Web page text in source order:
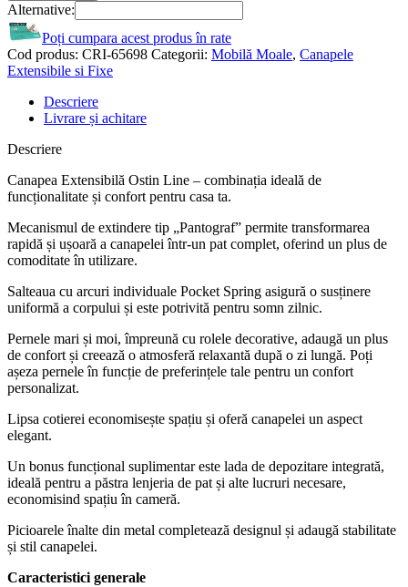
Alternative:
Poți cumpara acest produs în rate
Cod produs: CRI-65698 Categorii: Mobilă Moale, Canapele
Extensibile si Fixe
Descriere
Livrare și achitare
Descriere
Canapea Extensibilă Ostin Line – combinația ideală de
funcționalitate și confort pentru casa ta.
Mecanismul de extindere tip „Pantograf” permite transformarea
rapidă și ușoară a canapelei într-un pat complet, oferind un plus de
comoditate în utilizare.
Salteaua cu arcuri individuale Pocket Spring asigură o susținere
uniformă a corpului și este potrivită pentru somn zilnic.
Pernele mari și moi, împreună cu rolele decorative, adaugă un plus
de confort și creează o atmosferă relaxantă după o zi lungă. Poți
așeza pernele în funcție de preferințele tale pentru un confort
personalizat.
Lipsa cotierei economisește spațiu și oferă canapelei un aspect
elegant.
Un bonus funcțional suplimentar este lada de depozitare integrată,
ideală pentru a păstra lenjeria de pat și alte lucruri necesare,
economisind spațiu în cameră.
Picioarele înalte din metal completează designul și adaugă stabilitate
și stil canapelei.
Caracteristici generale